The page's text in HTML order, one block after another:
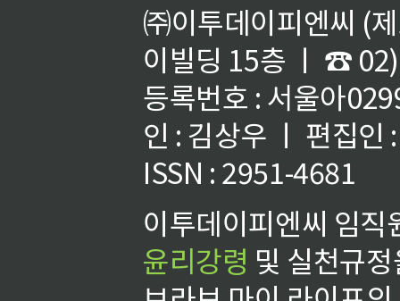
㈜이투데이피엔씨 (
이빌딩 15층 ㅣ ☎
등록번호 : 서울아
인 : 김상우 ㅣ 편집인
ISSN : 2951-4681
이투데이피엔씨 임
윤리강령 및 실천규